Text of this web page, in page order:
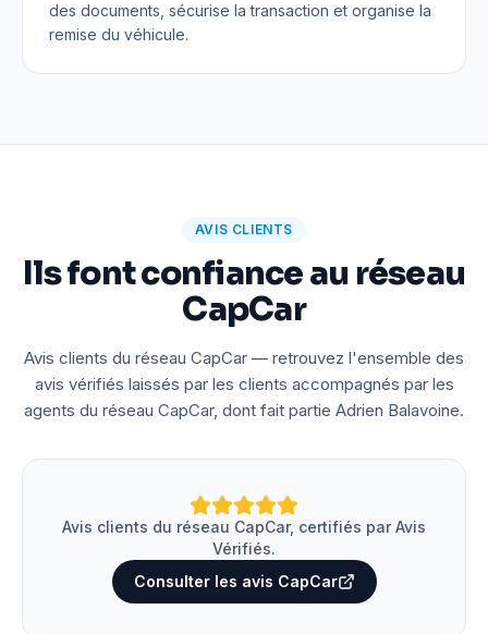
des documents, sécurise la transaction et organise la
remise du véhicule.
AVIS CLIENTS
Ils font confiance au réseau
CapCar
Avis clients du réseau CapCar — retrouvez l'ensemble des
avis vérifiés laissés par les clients accompagnés par les
agents du réseau CapCar, dont fait partie Adrien Balavoine.
Avis clients du réseau CapCar, certifiés par Avis
Vérifiés.
Consulter les avis CapCar